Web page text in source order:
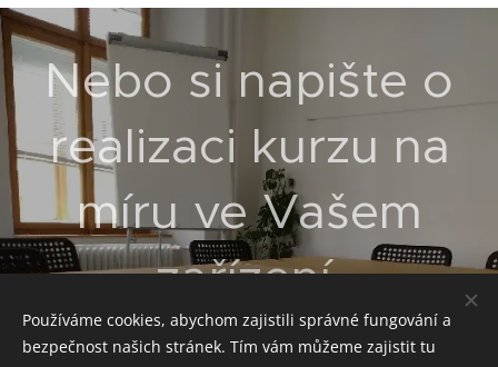
Nebo si napište o
realizaci kurzu na
míru ve Vašem
zařízení.
Používáme cookies, abychom zajistili správné fungování a
bezpečnost našich stránek. Tím vám můžeme zajistit tu